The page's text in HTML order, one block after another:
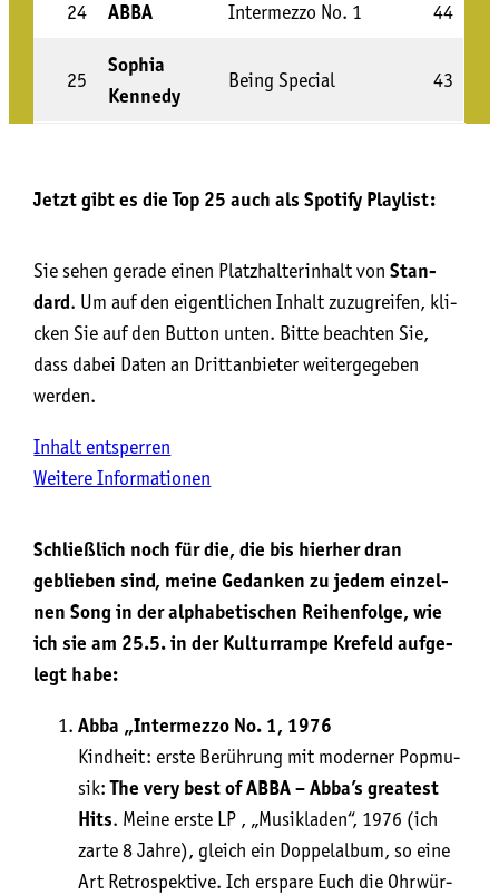
24 ABBA Inter­mez­zo No. 1 44
25
Sophia
Ken­ne­dy
Being Spe­cial 43
Jetzt gibt es die Top 25 auch als Spo­ti­fy Playlist:
Sie sehen gera­de einen Platz­hal­ter­in­halt vonStan­
dard. Um auf den eigent­li­chen Inhalt zuzu­grei­fen, kli­
cken Sie auf den But­ton unten. Bit­te beach­ten Sie,
dass dabei Daten an Dritt­an­bie­ter wei­ter­ge­ge­ben
werden.
Inhalt ent­sper­ren
Wei­te­re Infor­ma­tio­nen
Schließ­lich noch für die, die bis hier­her dran
geblie­ben sind, mei­ne Gedan­ken zu jedem ein­zel­
nen Song in der alpha­be­ti­schen Rei­hen­fol­ge, wie
ich sie am 25.5. in der Kul­tur­ram­pe Kre­feld auf­ge­
legt habe:
Abba „Inter­mez­zo No. 1, 1976
Kind­heit: ers­te Berüh­rung mit moder­ner Pop­mu­
sik:The very best of ABBA – Abba’s grea­test
Hits. Mei­ne ers­te LP , „Musik­la­den“, 1976 (ich
zar­te 8 Jah­re), gleich ein Dop­pel­al­bum, so eine
Art Retro­spek­ti­ve. Ich erspa­re Euch die Ohr­wür­